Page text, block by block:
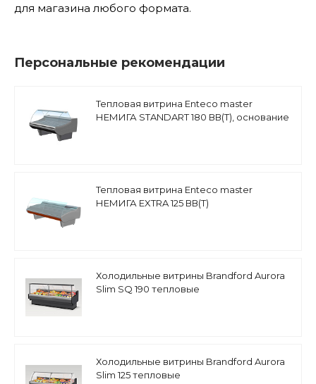
для магазина любого формата.
Персональные рекомендации
Тепловая витрина Enteco master
НЕМИГА STANDART 180 ВВ(Т), основание
Тепловая витрина Enteco master
НЕМИГА EXTRA 125 ВВ(Т)
Холодильные витрины Brandford Aurora
Slim SQ 190 тепловые
Холодильные витрины Brandford Aurora
Slim 125 тепловые